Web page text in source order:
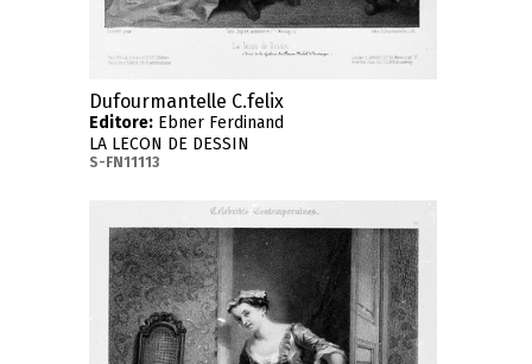
Dufourmantelle C.felix
Editore:Ebner Ferdinand
LA LECON DE DESSIN
S-FN11113